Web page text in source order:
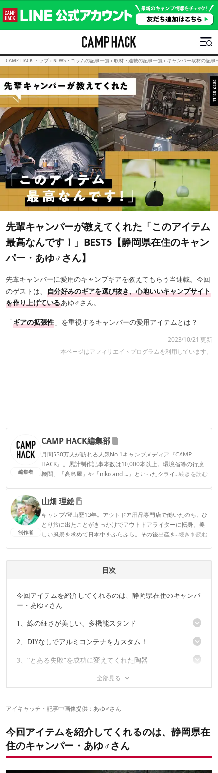
CAMP HACK トップ › NEWS・コラムの記事一覧 › 取材・連載の記事一覧 › キャンパー取材の記事
先輩キャンパーが教えてくれた「このアイテム
最高なんです！」BEST5【静岡県在住のキャン
パー・あゆ♂さん】
先輩キャンパーに愛用のキャンプギアを教えてもらう当連載。今回
のゲストは、 自分好みのギアを選び抜き、心地いいキャンプサイト
を作り上げているあゆ♂さん。
「ギアの拡張性 」を重視するキャンパーの愛用アイテムとは？
2023/10/21 更新
本ページはアフィリエイトプログラムを利用しています。
編集者
CAMP HACK編集部
月間550万人が訪れる人気No.1キャンプメディア『CAMP
HACK』。累計制作記事本数は10,000本以上。環境省等の行政
機関、「髙島屋」や「niko and ...」といったクライアントとの
...続きを読む
CAMP HACK編集部のプロフィール
制作者
山畑 理絵
キャンプ/登山歴13年。アウトドア用品専門店で働いたのち、ひ
とり旅に出たことがきっかけでアウトドアライターに転身。美
しい風景を求めて日本中をふらふら。その後出産を機にデュオ
...続きを読む
山畑 理絵のプロフィール
目次
今回アイテムを紹介してくれるのは、静岡県在住のキャンパ
ー・あゆ♂さん
1、線の細さが美しい、多機能スタンド
HAVeFUN GARAGE PRODUCTS「ML マルチスタンド」
2、DIYなしでアルミコンテナをカスタム！
99 high ground「パンチングストレージ」
3、“とある失敗”を成功に変えてくれた陶器
hime「土鍋スキレット ソロ」
4、冷凍ピザも、ガス火で簡単においしく
✔️こちらの記事もチェック
アイキャッチ・記事中画像提供：あゆ♂さん
今回アイテムを紹介してくれるのは、静岡県在
住のキャンパー・あゆ♂さん